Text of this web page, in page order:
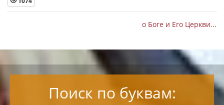
о Боге и Его Церкви...
Поиск по буквам: